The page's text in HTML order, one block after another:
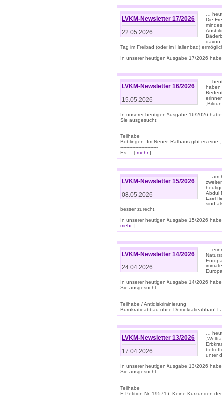
LVKM-Newsletter 17/2026
22.05.2026
…
Die
davon.
Tag im Freibad (oder im Hallenbad)
In unserer heutigen Ausgabe 17/2026
LVKM-Newsletter 16/2026
15.05.2026
…
haben
In unserer heutigen Ausgabe 16/2026
Sie ausgesucht:
Teilhabe
Böblingen: Im Neuen Rathaus gibt es eine
-------------------------
Es ... [ mehr]
LVKM-Newsletter 15/2026
08.05.2026
… am
Abdul
Esel
sind
besser zurecht.
In unserer heutigen Ausgabe 15/2026
mehr]
LVKM-Newsletter 14/2026
24.04.2026
…
In unserer heutigen Ausgabe 14/2026
Sie ausgesucht:
Teilhabe / Antidiskriminierung
Bürokratieabbau ohne Demokratieabbau!
LVKM-Newsletter 13/2026
17.04.2026
…
unter
In unserer heutigen Ausgabe 13/2026
Sie ausgesucht:
Teilhabe
E-Petition Nr. 195716: Keine Kürzungen